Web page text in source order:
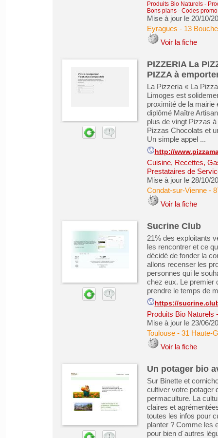
Produits Bio Naturels-
Bons plans - Codes promo
Mise à jour le 20/10/
Eyragues - 13
Voir la fiche
PIZZERIA La
PIZZA à
La Pizzeria « La
Limoges est
proximité de la mairie
diplômé Maître
plus de vingt Pizzas
Pizzas Chocolats et
Un simple appel ...
http://
Cuisine, Recettes,
Prestataires de
Mise à jour le 28/10/
Condat-sur-Vienne-
Voir la fiche
Sucrine Club
21% des exploitants
les rencontrer et ce
décidé de fonder la
allons recenser les
personnes qui le
chez eux. Le premier
prendre le temps de
https://
Produits Bio Naturels
Mise à jour le 23/06/
Toulouse- 31 Haute-
Voir la fiche
Un potager bio
Sur Binette et
cultiver votre potager
permaculture. La
claires et
toutes les infos pour
planter ? Comme les
pour bien d´autres